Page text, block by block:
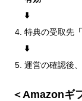
⬇️
特典の受取先
⬇️
運営の確認後
＜Amazonギ